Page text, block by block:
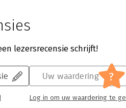
lezersrecensie schrijft!
Uw waardering ?
Log in om uw waardering te